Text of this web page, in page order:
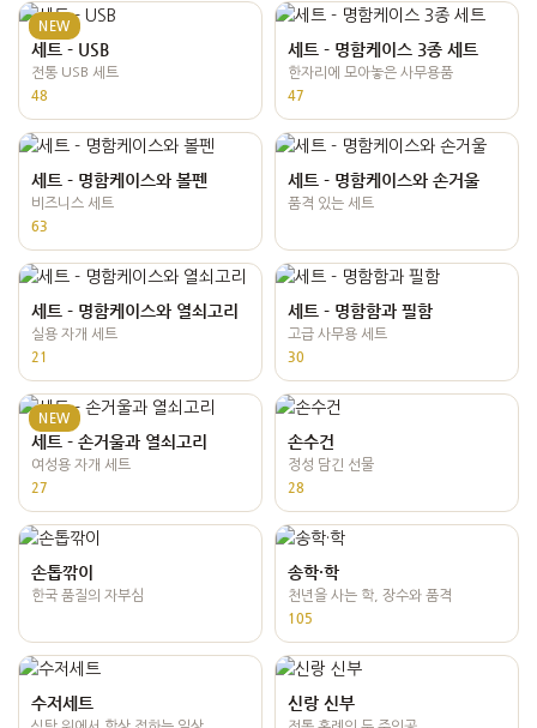
NEW
세트 - USB
전통 USB 세트
48
세트 - 명함케이스 3종 세트
한자리에 모아놓은 사무용품
47
세트 - 명함케이스와 볼펜
비즈니스 세트
63
세트 - 명함케이스와 손거울
품격 있는 세트
세트 - 명함케이스와 열쇠고리
실용 자개 세트
21
세트 - 명함함과 필함
고급 사무용 세트
30
NEW
세트 - 손거울과 열쇠고리
여성용 자개 세트
27
손수건
정성 담긴 선물
28
손톱깎이
한국 품질의 자부심
송학·학
천년을 사는 학, 장수와 품격
105
수저세트 신랑 신부